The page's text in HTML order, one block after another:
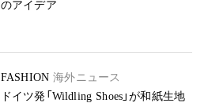
のアイデア
FASHION 海外ニュース
ドイツ発「Wildling Shoes」が和紙生地